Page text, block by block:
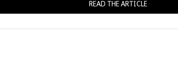
READ THE ARTICLE